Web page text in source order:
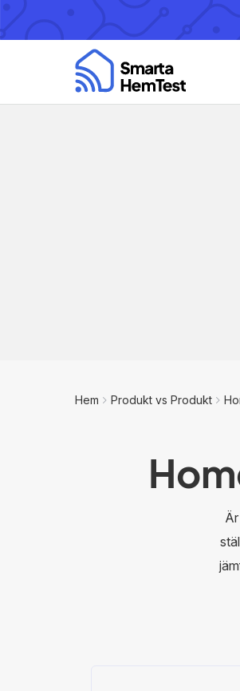
Hem Produkt vs Produkt